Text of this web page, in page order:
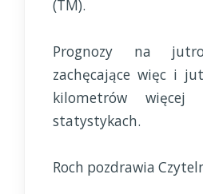
(TM).
Prognozy na
zachęcające więc i
kilometrów więcej
statystykach.
Roch pozdrawia